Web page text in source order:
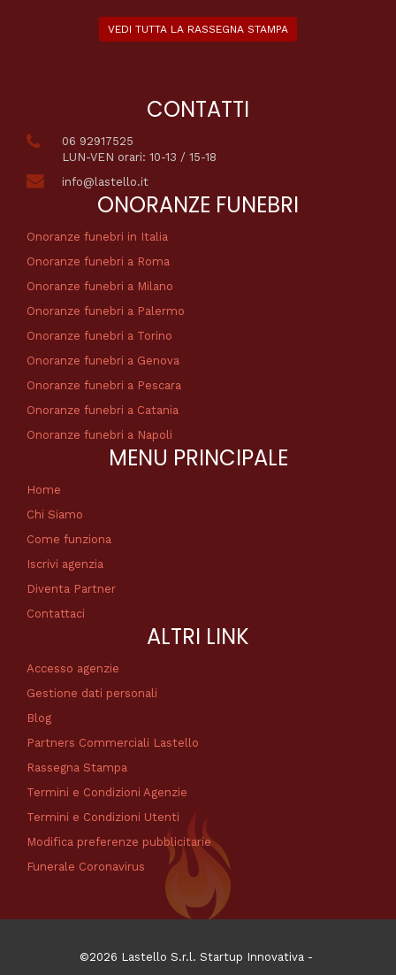
VEDI TUTTA LA RASSEGNA STAMPA
CONTATTI
06 92917525
LUN-VEN orari: 10-13 / 15-18
info@lastello.it
ONORANZE FUNEBRI
Onoranze funebri in Italia
Onoranze funebri a Roma
Onoranze funebri a Milano
Onoranze funebri a Palermo
Onoranze funebri a Torino
Onoranze funebri a Genova
Onoranze funebri a Pescara
Onoranze funebri a Catania
Onoranze funebri a Napoli
MENU PRINCIPALE
Home
Chi Siamo
Come funziona
Iscrivi agenzia
Diventa Partner
Contattaci
ALTRI LINK
Accesso agenzie
Gestione dati personali
Blog
Partners Commerciali Lastello
Rassegna Stampa
Termini e Condizioni Agenzie
Termini e Condizioni Utenti
Modifica preferenze pubblicitarie
Funerale Coronavirus
©2026 Lastello S.r.l. Startup Innovativa -